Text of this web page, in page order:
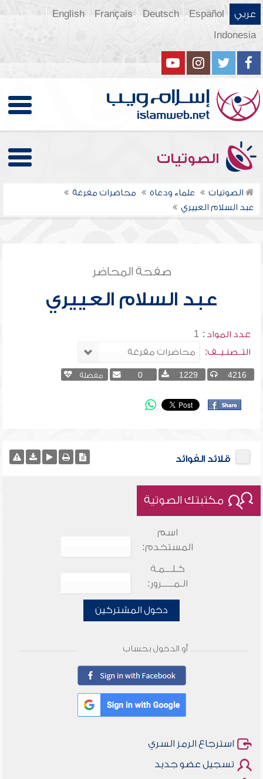
عربي Español
Deutsch
Français
English
Indonesia
الصوتيات
الصوتيات علماء ودعاة
محاضرات مفرغة
عبد السلام العييري
صفحة المحاضر
عبد السلام العييري
عدد المواد : 1
التــصنـيــف:
4216
1229
0 مفضلة
قلائد الفوائد
مكتبتك الصوتية
اسم
المستخدم:
كـلـــمـة
الـمـــــرور:
دخول المشتركين
أو الدخول بحساب
استرجاع الرمز السري
تسجيل عضو جديد